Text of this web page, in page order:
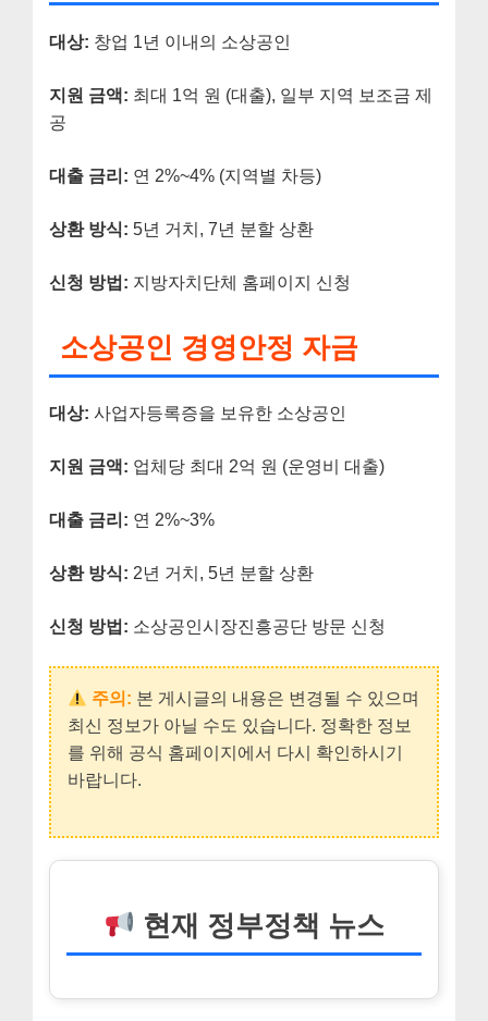
대상: 창업 1년 이내의 소상공인
지원 금액: 최대 1억 원 (대출), 일부 지역 보조금 제
공
대출 금리: 연 2%~4% (지역별 차등)
상환 방식: 5년 거치, 7년 분할 상환
신청 방법: 지방자치단체 홈페이지 신청
소상공인 경영안정 자금
대상: 사업자등록증을 보유한 소상공인
지원 금액: 업체당 최대 2억 원 (운영비 대출)
대출 금리: 연 2%~3%
상환 방식: 2년 거치, 5년 분할 상환
신청 방법: 소상공인시장진흥공단 방문 신청
주의: 본 게시글의 내용은 변경될 수 있으며
최신 정보가 아닐 수도 있습니다. 정확한 정보
를 위해 공식 홈페이지에서 다시 확인하시기
바랍니다.
현재 정부정책 뉴스